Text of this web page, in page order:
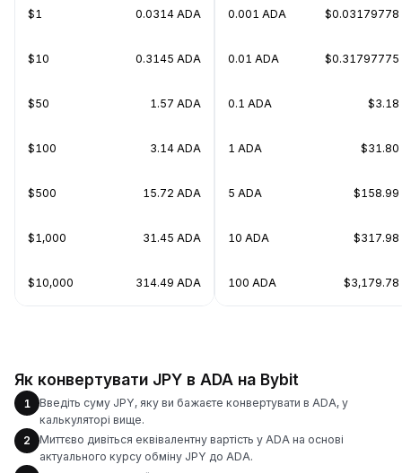
$1 0.0314 ADA
$10 0.3145 ADA
$50 1.57 ADA
$100 3.14 ADA
$500 15.72 ADA
$1,000 31.45 ADA
$10,000 314.49 ADA
0.001 ADA $0.03179778
0.01 ADA $0.31797775
0.1 ADA $3.18
1 ADA $31.80
5 ADA $158.99
10 ADA $317.98
100 ADA $3,179.78
Як конвертувати JPY в ADA на Bybit
1
Введіть суму JPY, яку ви бажаєте конвертувати в ADA, у
калькуляторі вище.
2
Миттєво дивіться еквівалентну вартість у ADA на основі
актуального курсу обміну JPY до ADA.